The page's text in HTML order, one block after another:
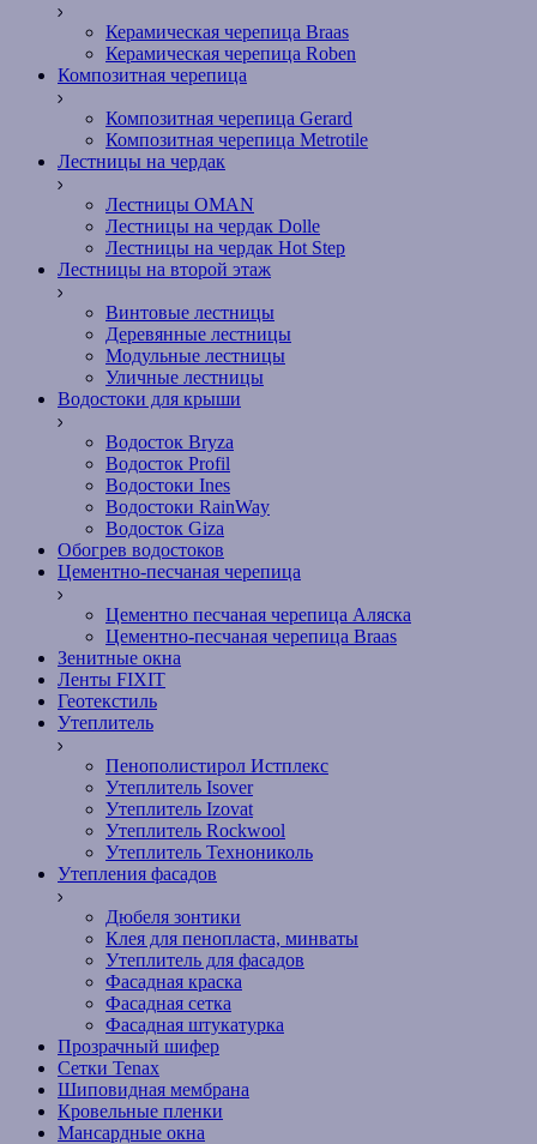
Керамическая черепица Braas
Керамическая черепица Roben
Композитная черепица
Композитная черепица Gerard
Композитная черепица Metrotile
Лестницы на чердак
Лестницы OMAN
Лестницы на чердак Dolle
Лестницы на чердак Hot Step
Лестницы на второй этаж
Винтовые лестницы
Деревянные лестницы
Модульные лестницы
Уличные лестницы
Водостоки для крыши
Водосток Bryza
Водосток Profil
Водостоки Ines
Водостоки RainWay
Водосток Giza
Обогрев водостоков
Цементно-песчаная черепица
Цементно песчаная черепица Аляска
Цементно-песчаная черепица Braas
Зенитные окна
Ленты FIXIT
Геотекстиль
Утеплитель
Пенополистирол Истплекс
Утеплитель Isover
Утеплитель Izovat
Утеплитель Rockwool
Утеплитель Технониколь
Утепления фасадов
Дюбеля зонтики
Клея для пенопласта, минваты
Утеплитель для фасадов
Фасадная краска
Фасадная сетка
Фасадная штукатурка
Прозрачный шифер
Сетки Tenax
Шиповидная мембрана
Кровельные пленки
Мансардные окна